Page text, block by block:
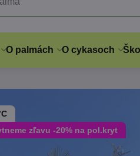
O palmách O cykasoch
zľavu -20% na pol.kryt